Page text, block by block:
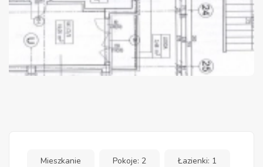
Mieszkanie Pokoje: 2 Łazienki: 1